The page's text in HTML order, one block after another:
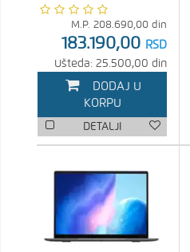
M.P. 208.690,00 din
183.190,00 RSD
Ušteda: 25.500,00 din
DODAJ U
KORPU
DETALJI